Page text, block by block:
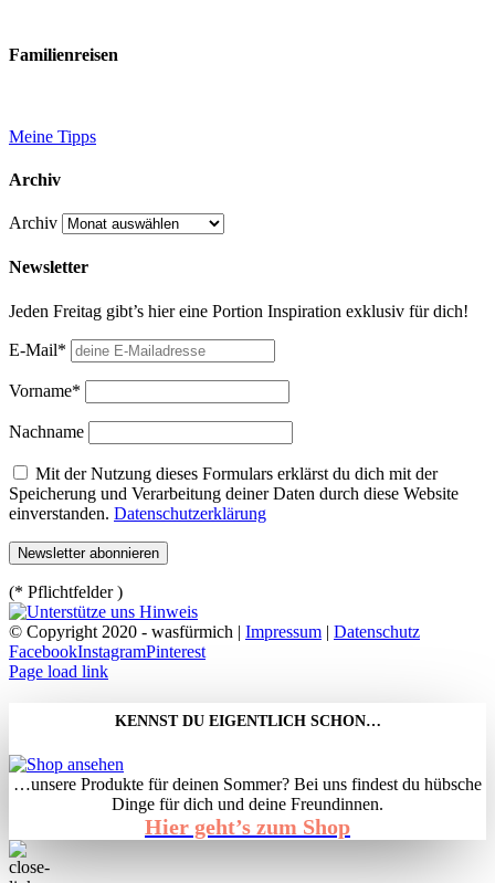
Familienreisen
Meine Tipps
Archiv
Archiv
Newsletter
Jeden Freitag gibt’s hier eine Portion Inspiration exklusiv für dich!
E-Mail*
Vorname*
Nachname
Mit der Nutzung dieses Formulars erklärst du dich mit der
Speicherung und Verarbeitung deiner Daten durch diese Website
einverstanden. Datenschutzerklärung
(* Pflichtfelder )
© Copyright 2020 - wasfürmich | Impressum | Datenschutz
FacebookInstagramPinterest
Page load link
KENNST DU EIGENTLICH SCHON…
…unsere Produkte für deinen Sommer? Bei uns findest du hübsche
Dinge für dich und deine Freundinnen.
Hier geht’s zum Shop